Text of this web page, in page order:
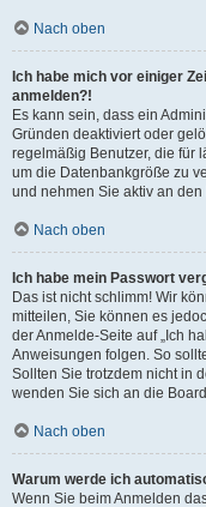
Nach oben
Ich habe mich vor einiger
anmelden?!
Es kann sein, dass ein
Gründen deaktiviert oder
regelmäßig Benutzer, die für
um die Datenbankgröße zu
und nehmen Sie aktiv an
Nach oben
Ich habe mein Passwort
Das ist nicht schlimm! Wir
mitteilen, Sie können es
der Anmelde-Seite auf „Ich
Anweisungen folgen. So
Sollten Sie trotzdem nicht in
wenden Sie sich an die
Nach oben
Warum werde ich
Wenn Sie beim Anmelden